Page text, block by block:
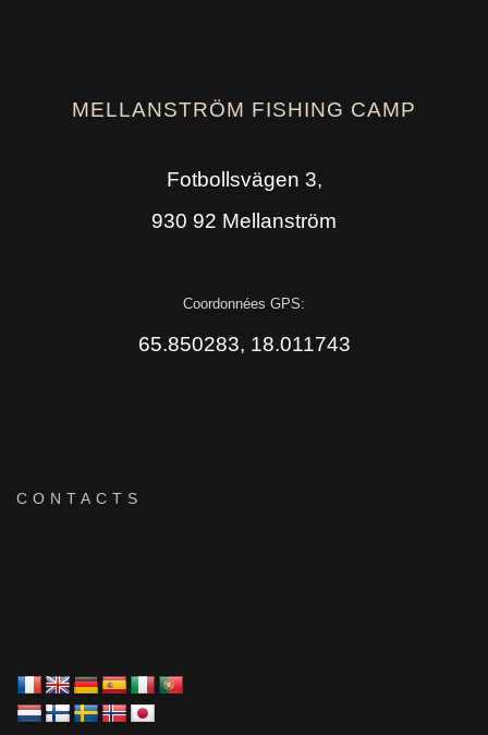
MELLANSTRÖM FISHING CAMP
Fotbollsvägen 3,
930 92 Mellanström
Coordonnées GPS:
65.850283, 18.011743
CONTACTS